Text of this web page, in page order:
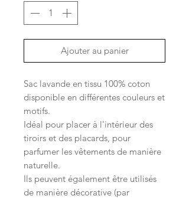
Ajouter au panier
Sac lavande en tissu 100% coton
disponible en différentes couleurs et
motifs.
Idéal pour placer à l'intérieur des
tiroirs et des placards, pour
parfumer les vêtements de manière
naturelle.
Ils peuvent également être utilisés
de manière décorative (par